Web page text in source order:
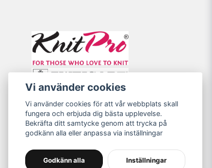
Vi använder cookies
Vi använder cookies för att vår webbplats skall
fungera och erbjuda dig bästa upplevelse.
Bekräfta ditt samtycke genom att trycka på
godkänn alla eller anpassa via inställningar
Godkänn alla Inställningar